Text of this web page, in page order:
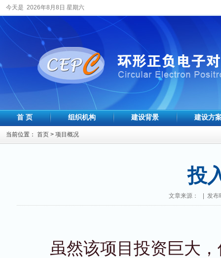
今天是 2026年8月8日 星期六
首 页 组织机构 建设背景 建设方
当前位置： 首页 > 项目概况
投
文章来源： | 发布
虽然该项目投资巨大，